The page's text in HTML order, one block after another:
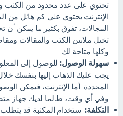
تحتوي على عدد محدود من الكتب
الإنترنت يحتوي على كم هائل من
المجالات، تفوق بكثير ما يمكن أن
تخيل ملايين الكتب والمقالات
وكلها متاحة لك.
سهولة الوصول: للوصول إلى
يجب عليك الذهاب إليها بنفسك
المحددة. أما الإنترنت، فيمكن
وفي أي وقت، طالما لديك جهاز
التكلفة: استخدام المكتبة قد